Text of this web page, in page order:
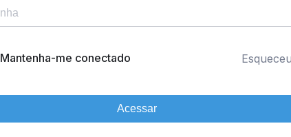
Mantenha-me conectado
Acessar